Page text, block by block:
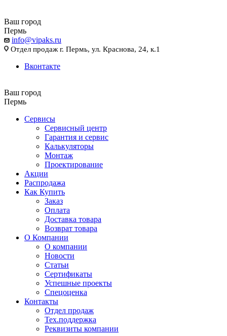
Ваш город
Пермь
info@vipaks.ru
Отдел продаж г. Пермь, ул. Краснова, 24, к.1
Вконтакте
Ваш город
Пермь
Сервисы
Сервисный центр
Гарантия и сервис
Калькуляторы
Монтаж
Проектирование
Акции
Распродажа
Как Купить
Заказ
Оплата
Доставка товара
Возврат товара
О Компании
О компании
Новости
Статьи
Сертификаты
Успешные проекты
Спецоценка
Контакты
Отдел продаж
Тех.поддержка
Реквизиты компании